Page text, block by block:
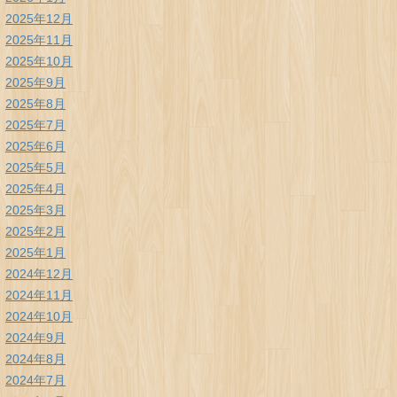
2025年12月
2025年11月
2025年10月
2025年9月
2025年8月
2025年7月
2025年6月
2025年5月
2025年4月
2025年3月
2025年2月
2025年1月
2024年12月
2024年11月
2024年10月
2024年9月
2024年8月
2024年7月